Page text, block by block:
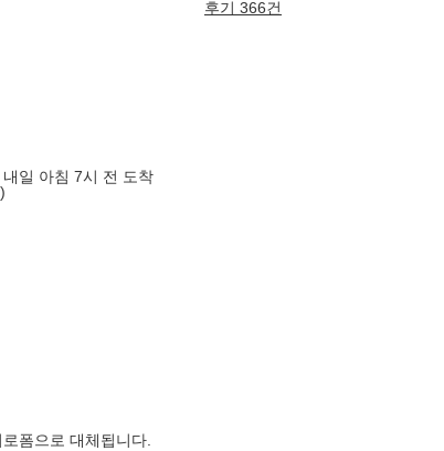
후기 366건
일 아침 7시 전 도착
폼으로 대체됩니다.